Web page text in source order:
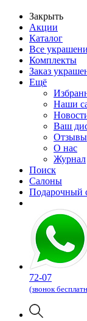
Закрыть
Акции
Каталог
Все
Комплекты
Заказ
Ещё
Наши
Ваш
Отзывы
О нас
Журнал
Поиск
Салоны
Подарочный
72-07
(звонок